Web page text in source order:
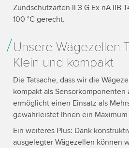
Zündschutzarten II 3 G Ex nA IIB
100 °C gerecht.
Unsere Wägezellen-
Klein und kompakt
Die Tatsache, dass wir die
kompakt als Sensorkomponenten
ermöglicht einen Einsatz als
gewährleistet Ihnen ein
Ein weiteres Plus: Dank
ausgelegter Wägezellen können